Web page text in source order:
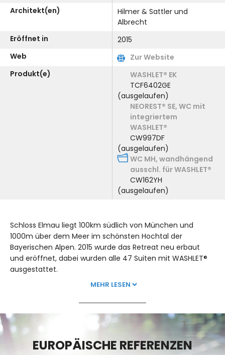
Architekt(en)
Hilmer & Sattler und
Albrecht
Eröffnet in
2015
Web
Zur Website
Produkt(e)
WASHLET® EK
TCF6402GE
(ausgelaufen)
NEOREST® SE, WC mit
integriertem
WASHLET®
CW997DF
(ausgelaufen)
WC MH, wandhängend
ausschl. für WASHLET®
CW162YH
(ausgelaufen)
Schloss Elmau liegt 100km südlich von München und
1000m über dem Meer im schönsten Hochtal der
Bayerischen Alpen. 2015 wurde das Retreat neu erbaut
und eröffnet, dabei wurden alle 47 Suiten mit WASHLET®
ausgestattet.
MEHR LESEN
EUROPÄISCHE REFERENZEN